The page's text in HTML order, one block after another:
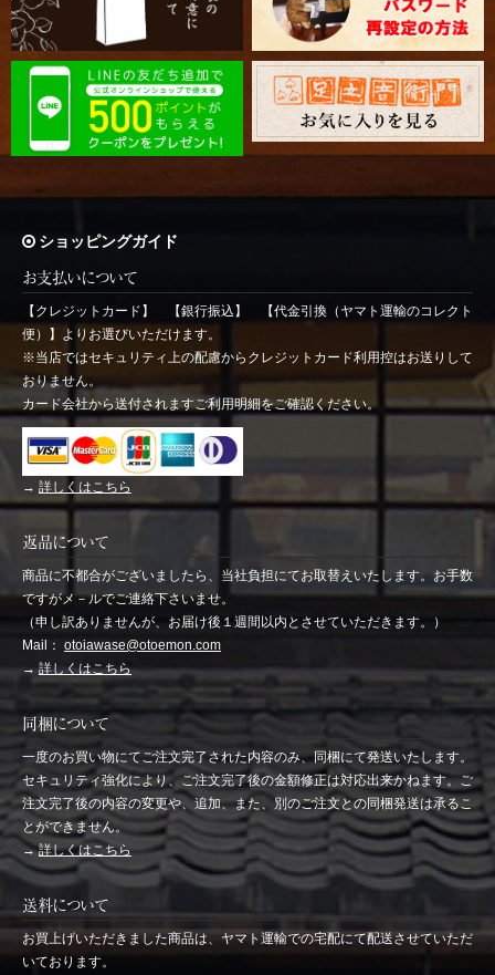
ショッピングガイド
お支払いについて
【クレジットカード】 【銀行振込】 【代金引換（ヤマト運輸のコレクト
便）】よりお選びいただけます。
※当店ではセキュリティ上の配慮からクレジットカード利用控はお送りして
おりません。
カード会社から送付されますご利用明細をご確認ください。
→ 詳しくはこちら
返品について
商品に不都合がございましたら、当社負担にてお取替えいたします。お手数
ですがメ－ルでご連絡下さいませ。
（申し訳ありませんが、お届け後１週間以内とさせていただきます。）
Mail： otoiawase@otoemon.com
→詳しくはこちら
同梱について
一度のお買い物にてご注文完了された内容のみ、同梱にて発送いたします。
セキュリティ強化により、ご注文完了後の金額修正は対応出来かねます。ご
注文完了後の内容の変更や、追加、また、別のご注文との同梱発送は承るこ
とができません。
→詳しくはこちら
送料について
お買上げいただきました商品は、ヤマト運輸での宅配にて配送させていただ
いております。